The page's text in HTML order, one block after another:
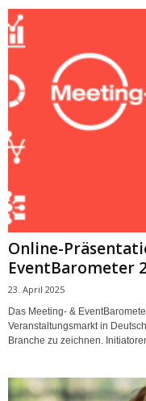
Online-
EventBarometer
23. April 2025
Das Meeting- &
Veranstaltungsmarkt in
Branche zu zeichnen.